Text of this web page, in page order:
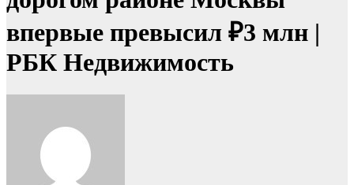
впервые превысил ₽3 млн |
РБК Недвижимость